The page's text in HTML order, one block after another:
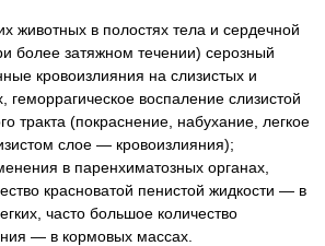
животных в полостях тела и сердечной
более затяжном течении) серозный
кровоизлияния на слизистых и
геморрагическое воспаление слизистой
тракта (покраснение, набухание, легкое
слое — кровоизлияния);
в паренхиматозных органах,
красноватой пенистой жидкости — в
часто большое количество
— в кормовых массах.